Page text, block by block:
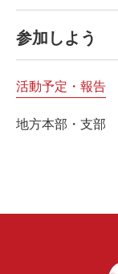
参加しよう
活動予定・報告
地方本部・支部